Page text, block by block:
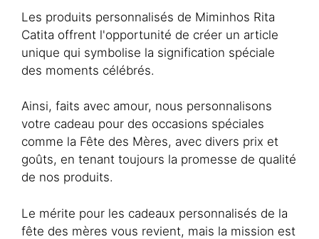
Les produits personnalisés de Miminhos Rita
Catita offrent l'opportunité de créer un article
unique qui symbolise la signification spéciale
des moments célébrés.
Ainsi, faits avec amour, nous personnalisons
votre cadeau pour des occasions spéciales
comme la Fête des Mères, avec divers prix et
goûts, en tenant toujours la promesse de qualité
de nos produits.
Le mérite pour les cadeaux personnalisés de la
fête des mères vous revient, mais la mission est